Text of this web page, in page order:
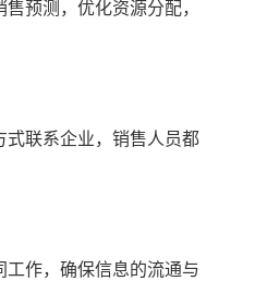
预测，优化资源分配，
联系企业，销售人员都
作，确保信息的流通与